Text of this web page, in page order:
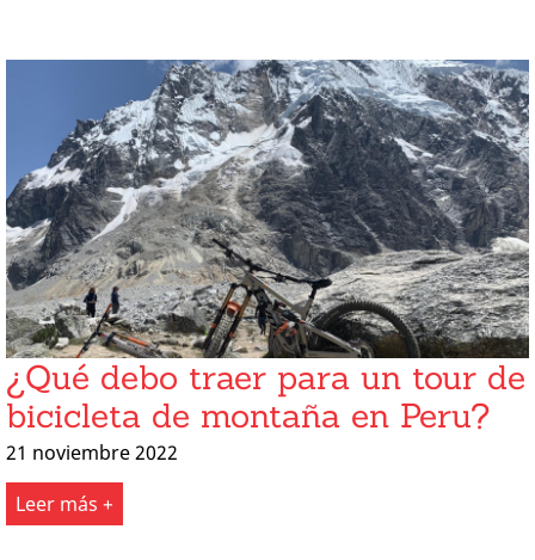
¿Qué debo traer para un tour de
bicicleta de montaña en Peru?
21 noviembre 2022
Leer más +